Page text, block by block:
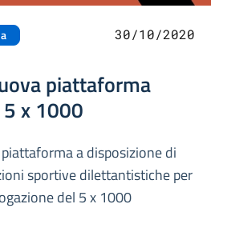
30/10/2020
piattaforma
x 1000
a disposizione di
sportive dilettantistiche per
del 5 x 1000